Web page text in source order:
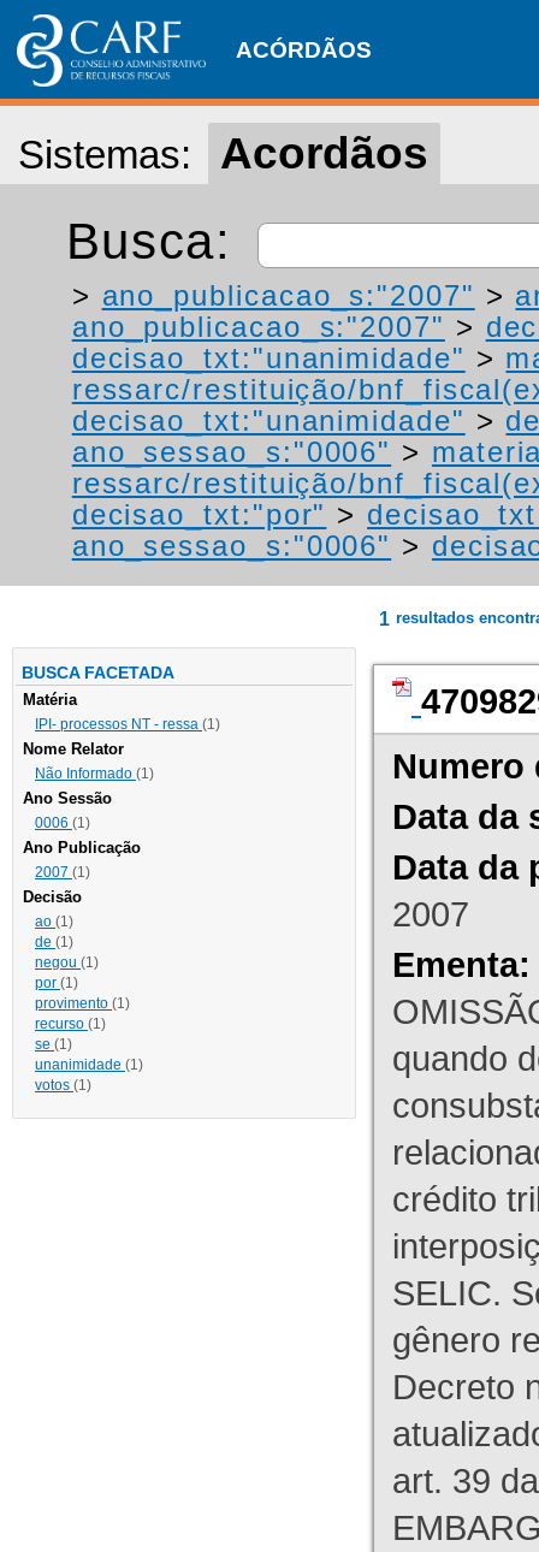
ACÓRDÃOS
Sistemas: Acordãos
Busca:
> ano_publicacao_s:"2007" >
ano_publicacao_s:"2007" >
decisao_txt:"unanimidade" >
ressarc/restituição/
decisao_txt:"unanimidade" >
ano_sessao_s:"0006" >
ressarc/restituição/
decisao_txt:"por" >
ano_sessao_s:"0006" >
BUSCA FACETADA
Matéria
IPI- processos NT - ressa (1)
Nome Relator
Não Informado (1)
Ano Sessão
0006 (1)
Ano Publicação
2007 (1)
Decisão
ao (1)
de (1)
negou (1)
por (1)
provimento (1)
recurso (1)
se (1)
unanimidade (1)
votos (1)
1 resultados
Numero
Data da
Data da
2007
Ementa:
quando
crédito
SELIC.
gênero
Decreto
art. 39